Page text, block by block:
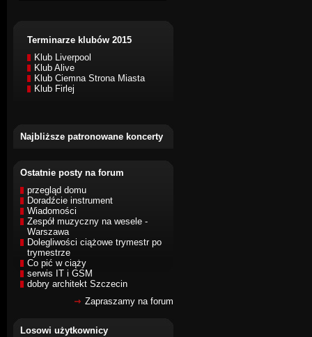
Terminarze klubów 2015
Klub Liverpool
Klub Alive
Klub Ciemna Strona Miasta
Klub Firlej
Najbliższe patronowane koncerty
Ostatnie posty na forum
przegląd domu
Doradźcie instrument
Wiadomości
Zespół muzyczny na wesele -
Warszawa
Dolegliwości ciążowe trymestr po
trymestrze
Co pić w ciąży
serwis IT i GSM
dobry architekt Szczecin
Zapraszamy na forum
Losowi użytkownicy